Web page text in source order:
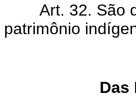
Art. 32. São
patrimônio
Das